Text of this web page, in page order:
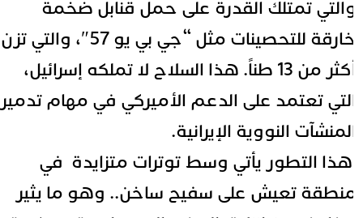
تمتلك القدرة على حمل قنابل ضخمة
خارقة للتحصينات مثل “جي بي يو 57″، والتي تزن
أكثر من 13 طناً. هذا السلاح لا تملكه إسرائيل،
تعتمد على الدعم الأميركي في مهام تدمير
النووية الإيرانية.
هذا التطور يأتي وسط توترات متزايدة في
تعيش على سفيح ساخن.. وهو ما يثير